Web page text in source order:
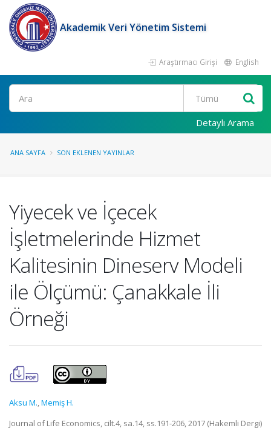
Akademik Veri Yönetim Sistemi
Araştırmacı Girişi English
Ara
Detaylı Arama
ANA SAYFA SON EKLENEN YAYINLAR
Yiyecek ve İçecek
İşletmelerinde Hizmet
Kalitesinin Dineserv Modeli
ile Ölçümü: Çanakkale İli
Örneği
Aksu M.,Memiş H.
Journal of Life Economics, cilt.4, sa.14, ss.191-206, 2017 (Hakemli Dergi)